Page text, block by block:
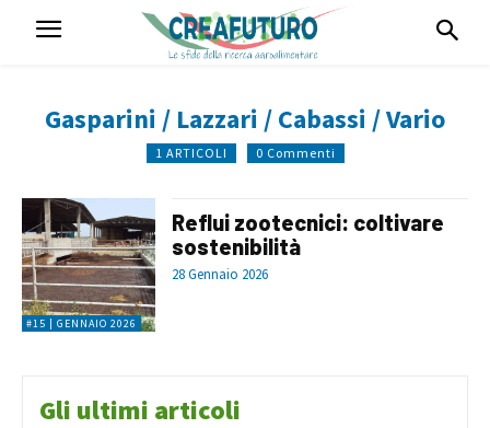
Gasparini / Lazzari / Cabassi / Vario
1 ARTICOLI 0 Commenti
#15 | GENNAIO 2026
Reflui zootecnici: coltivare
sostenibilità
28 Gennaio 2026
Gli ultimi articoli